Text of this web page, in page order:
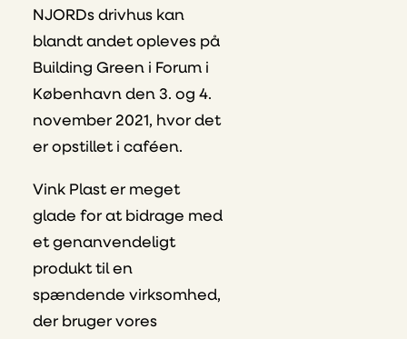
NJORDs drivhus kan
blandt andet opleves på
Building Green i Forum i
København den 3. og 4.
november 2021, hvor det
er opstillet i caféen.
Vink Plast er meget
glade for at bidrage med
et genanvendeligt
produkt til en
spændende virksomhed,
der bruger vores